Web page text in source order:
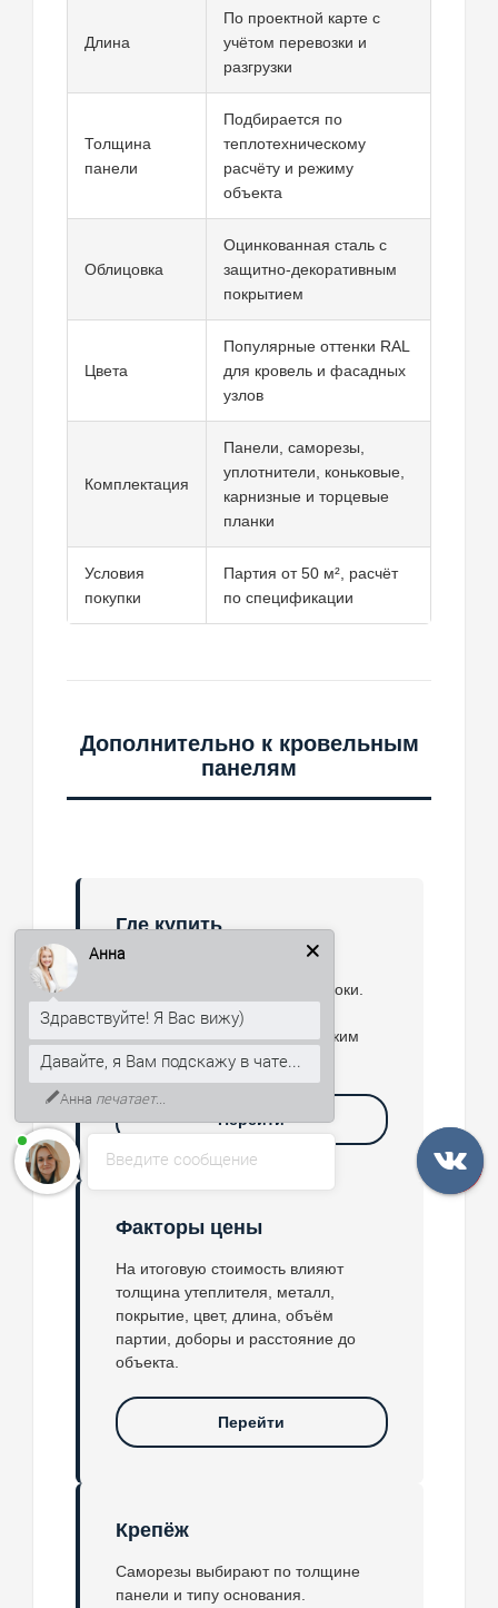
Длина
По проектной карте с
учётом перевозки и
разгрузки
Толщина
панели
Подбирается по
теплотехническому
расчёту и режиму
объекта
Облицовка
Оцинкованная сталь с
защитно-декоративным
покрытием
Цвета
Популярные оттенки RAL
для кровель и фасадных
узлов
Комплектация
Панели, саморезы,
уплотнители, коньковые,
карнизные и торцевые
планки
Условия
покупки
Партия от 50 м², расчёт
по спецификации
Дополнительно к кровельным
панелям
Где купить
толщину, желаемый цвет и сроки.
Подготовим расчёт, сверим
доступные позиции и предложим
комплект под монтаж.
Перейти
Факторы цены
На итоговую стоимость влияют
толщина утеплителя, металл,
покрытие, цвет, длина, объём
партии, доборы и расстояние до
объекта.
Перейти
Крепёж
Саморезы выбирают по толщине
панели и типу основания.
Введите сообщение
Здравствуйте! Я Вас вижу)
Давайте, я Вам подскажу в чате...
К тому же, могу рассказать, как
получить скидку 5% на первый
заказ.